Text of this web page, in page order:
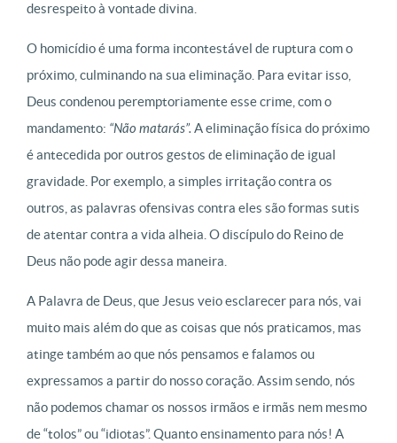
desrespeito à vontade divina.
O homicídio é uma forma incontestável de ruptura com o
próximo, culminando na sua eliminação. Para evitar isso,
Deus condenou peremptoriamente esse crime, com o
mandamento: “Não matarás”. A eliminação física do próximo
é antecedida por outros gestos de eliminação de igual
gravidade. Por exemplo, a simples irritação contra os
outros, as palavras ofensivas contra eles são formas sutis
de atentar contra a vida alheia. O discípulo do Reino de
Deus não pode agir dessa maneira.
A Palavra de Deus, que Jesus veio esclarecer para nós, vai
muito mais além do que as coisas que nós praticamos, mas
atinge também ao que nós pensamos e falamos ou
expressamos a partir do nosso coração. Assim sendo, nós
não podemos chamar os nossos irmãos e irmãs nem mesmo
de “tolos” ou “idiotas”. Quanto ensinamento para nós! A